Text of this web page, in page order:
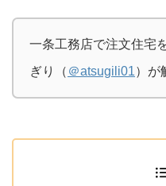
一条工務店で注文住宅
ぎり（ ＠atsugili01）が